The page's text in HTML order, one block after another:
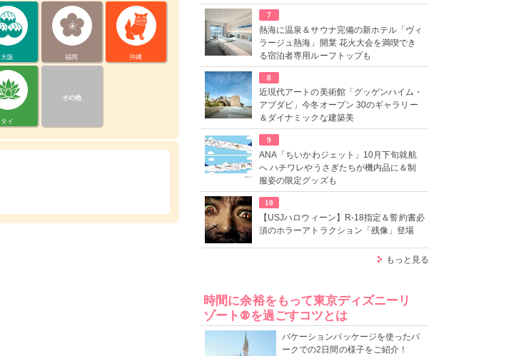
大阪 福岡 沖縄
タイ
その他
7
熱海に温泉＆サウナ完備の新ホテル「ヴィ
ラージュ熱海」開業 花火大会を満喫でき
る宿泊者専用ルーフトップも
8
近現代アートの美術館「グッゲンハイム・
アブダビ」今冬オープン 30のギャラリー
＆ダイナミックな建築美
9
ANA「ちいかわジェット」10月下旬就航
へ ハチワレやうさぎたちが機内品に＆制
服姿の限定グッズも
10
【USJハロウィーン】R-18指定＆誓約書必
須のホラーアトラクション「残像」登場
もっと見る
時間に余裕をもって東京ディズニーリ
ゾート®を過ごすコツとは
バケーションパッケージを使ったパ
ークでの2日間の様子をご紹介！